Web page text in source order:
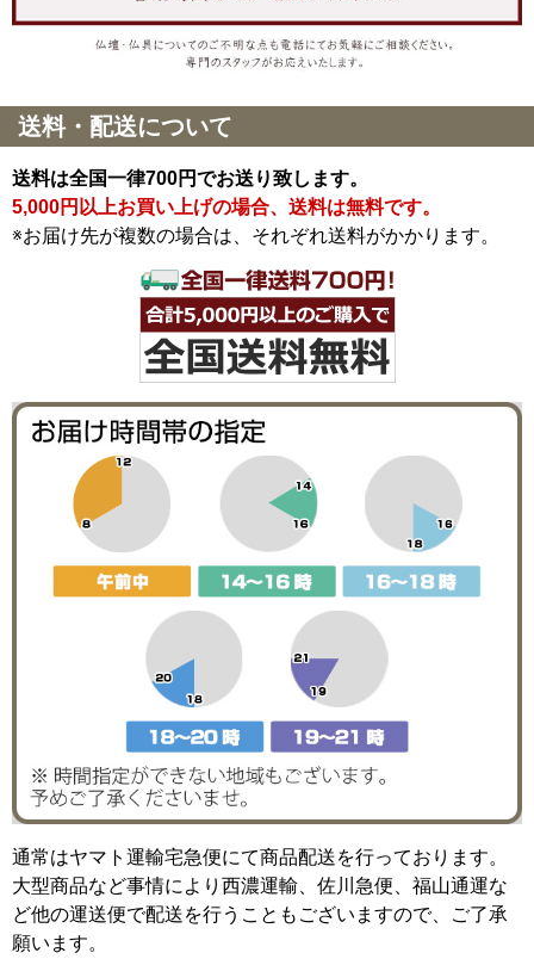
送料・配送について
送料は全国一律700円でお送り致します。
5,000円以上お買い上げの場合、送料は無料です。
※お届け先が複数の場合は、それぞれ送料がかかります。
通常はヤマト運輸宅急便にて商品配送を行っております。
大型商品など事情により西濃運輸、佐川急便、福山通運な
ど他の運送便で配送を行うこともございますので、ご了承
願います。